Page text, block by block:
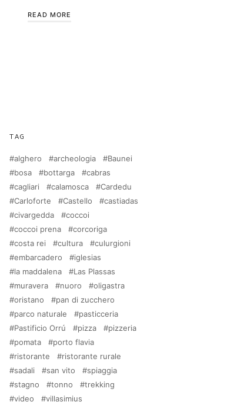
READ MORE
TAG
alghero archeologia
Baunei
bosa
bottarga
cabras
cagliari
calamosca
Cardedu
Carloforte
Castello
castiadas
civargedda
coccoi
coccoi prena
corcoriga
costa rei
cultura
culurgioni
embarcadero
iglesias
la maddalena
Las Plassas
muravera
nuoro
oligastra
oristano
pan di zucchero
parco naturale
pasticceria
Pastificio Orrú
pizza
pizzeria
pomata
porto flavia
ristorante
ristorante rurale
sadali
san vito
spiaggia
stagno
tonno
trekking
video
villasimius